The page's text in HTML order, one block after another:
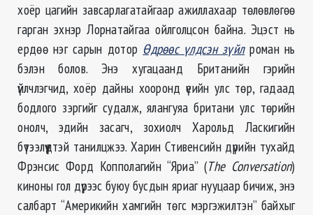
хоёр цагийн завсарлагатайгаар ажиллахаар төлөвлөгөө
гарган эхнэр Лорнатайгаа ойлголцсон байна. Эцэст нь
ердөө нэг сарын дотор Өдрөөс үлдсэн зүйл роман нь
бэлэн болов. Энэ хугацаанд Британийн гэрийн
үйлчлэгчид, хоёр дайны хооронд үеийн улс төр, гадаад
бодлого зэргийг судалж, ялангуяа британи улс төрийн
онолч, эдийн засагч, зохиолч Харольд Ласкигийн
бүтээлүүдтэй танилцжээ. Харин Стивенсийн дүрийн тухайд
Фрэнсис Форд Копполагийн “Яриа” (The Conversation)
киноны гол дүрээс буюу бусдын яриаг нууцаар бичиж, энэ
салбарт “Америкийн хамгийн төгс мэргэжилтэн” байхыг